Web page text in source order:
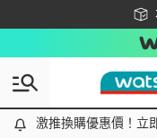
激推換購優惠價！立即點
激推換購優惠價！立